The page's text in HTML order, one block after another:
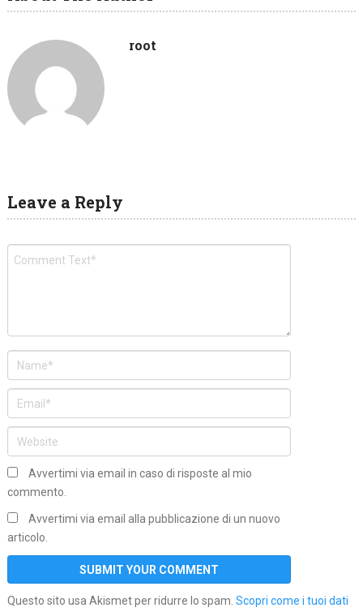
root
Leave a Reply
Avvertimi via email in caso di risposte al mio
commento.
Avvertimi via email alla pubblicazione di un nuovo
articolo.
Questo sito usa Akismet per ridurre lo spam. Scopri come i tuoi dati